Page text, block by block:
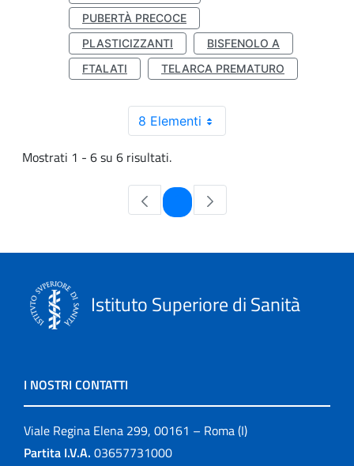
PUBERTÀ PRECOCE
PLASTICIZZANTI
BISFENOLO A
FTALATI
TELARCA PREMATURO
8 Elementi
Mostrati 1 - 6 su 6 risultati.
Pagina
Istituto Superiore di Sanità
I NOSTRI CONTATTI
Viale Regina Elena 299, 00161 – Roma (I)
Partita I.V.A. 03657731000